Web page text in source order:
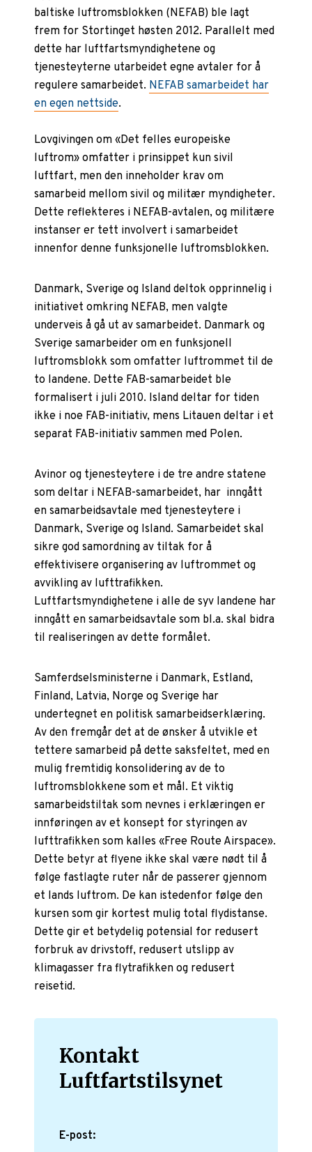
baltiske luftromsblokken (NEFAB) ble lagt
frem for Stortinget høsten 2012. Parallelt med
dette har luftfartsmyndighetene og
tjenesteyterne utarbeidet egne avtaler for å
regulere samarbeidet. NEFAB samarbeidet har
en egen nettside.
Lovgivingen om «Det felles europeiske
luftrom» omfatter i prinsippet kun sivil
luftfart, men den inneholder krav om
samarbeid mellom sivil og militær myndigheter.
Dette reflekteres i NEFAB-avtalen, og militære
instanser er tett involvert i samarbeidet
innenfor denne funksjonelle luftromsblokken.
Danmark, Sverige og Island deltok opprinnelig i
initiativet omkring NEFAB, men valgte
underveis å gå ut av samarbeidet. Danmark og
Sverige samarbeider om en funksjonell
luftromsblokk som omfatter luftrommet til de
to landene. Dette FAB-samarbeidet ble
formalisert i juli 2010. Island deltar for tiden
ikke i noe FAB-initiativ, mens Litauen deltar i et
separat FAB-initiativ sammen med Polen.
Avinor og tjenesteytere i de tre andre statene
som deltar i NEFAB-samarbeidet, har inngått
en samarbeidsavtale med tjenesteytere i
Danmark, Sverige og Island. Samarbeidet skal
sikre god samordning av tiltak for å
effektivisere organisering av luftrommet og
avvikling av lufttrafikken.
Luftfartsmyndighetene i alle de syv landene har
inngått en samarbeidsavtale som bl.a. skal bidra
til realiseringen av dette formålet.
Samferdselsministerne i Danmark, Estland,
Finland, Latvia, Norge og Sverige har
undertegnet en politisk samarbeidserklæring.
Av den fremgår det at de ønsker å utvikle et
tettere samarbeid på dette saksfeltet, med en
mulig fremtidig konsolidering av de to
luftromsblokkene som et mål. Et viktig
samarbeidstiltak som nevnes i erklæringen er
innføringen av et konsept for styringen av
lufttrafikken som kalles «Free Route Airspace».
Dette betyr at flyene ikke skal være nødt til å
følge fastlagte ruter når de passerer gjennom
et lands luftrom. De kan istedenfor følge den
kursen som gir kortest mulig total flydistanse.
Dette gir et betydelig potensial for redusert
forbruk av drivstoff, redusert utslipp av
klimagasser fra flytrafikken og redusert
reisetid.
Kontakt
Luftfartstilsynet
E-post: